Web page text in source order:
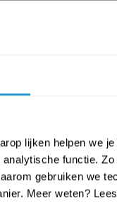
lijken helpen we
functie.
gebruiken we
Meer weten?